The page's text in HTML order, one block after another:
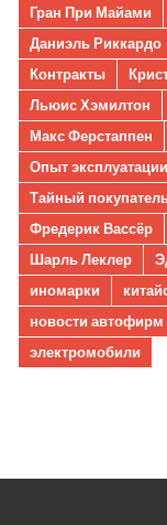
Гран При Майами
Даниэль Риккардо
Контракты
Льюис Хэмилтон
Макс Ферстаппен
Опыт эксплуатации
Тайный
Фредерик Вассёр
Шарль Леклер
иномарки
новости автофирм
электромобили